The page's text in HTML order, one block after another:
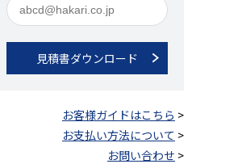
見積書ダウンロード
お客様ガイドはこちら >
お支払い方法について >
お問い合わせ >